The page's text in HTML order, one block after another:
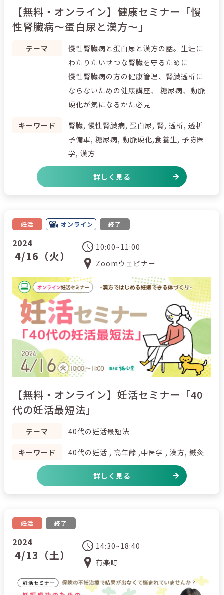
【無料・オンライン】健康セミナー「慢
性腎臓病～蛋白尿と漢方～」
テーマ
慢性腎臓病と蛋白尿と漢方の話。生涯に
わたりたいせつな腎臓を守るために
慢性腎臓病の方の健康管理、腎臓透析に
ならないための健康講座、 糖尿病、動脈
硬化が気になるかた必見
キーワード
腎臓, 慢性腎臓病, 蛋白尿, 腎, 透析, 透析
予備軍, 糖尿病, 動脈硬化,食養生, 予防医
学, 漢方
詳しく見る
妊活 オンライン 終了
2024
4/16（火）
10:00~11:00
Zoomウェビナー
【無料・オンライン】妊活セミナー「40
代の妊活最短法」
テーマ 40代の妊活最短法
キーワード 40代の妊活 , 高年齢 ,中医学 , 漢方, 鍼灸
詳しく見る
妊活 終了
2024
4/13（土）
14:30~18:40
有楽町